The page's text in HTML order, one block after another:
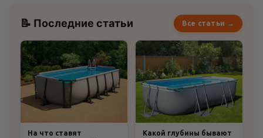
📝 Последние статьи Все статьи →
На что ставят
Какой глубины бывают